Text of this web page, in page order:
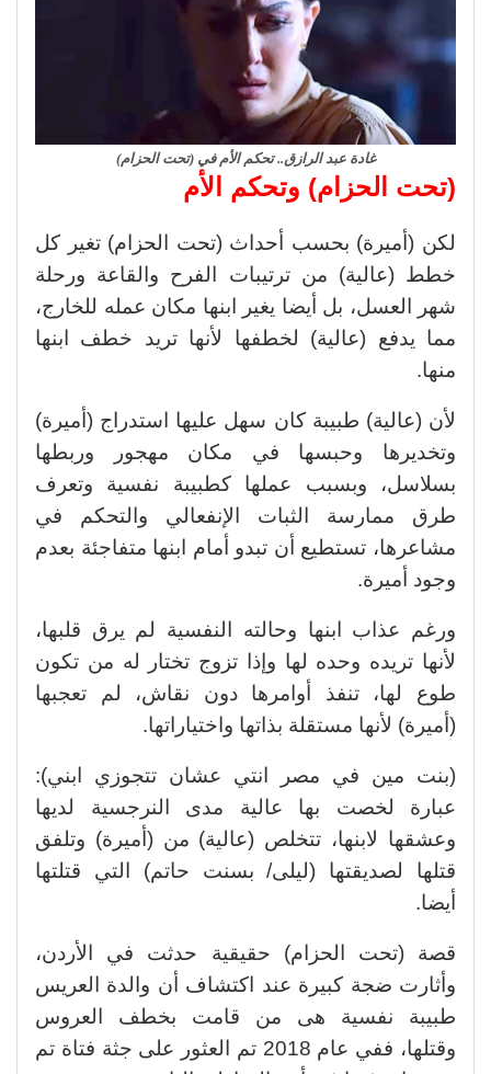
غادة عبد الرازق.. تحكم الأم في (تحت الحزام)
(تحت الحزام) وتحكم الأم
لكن (أميرة) بحسب أحداث (تحت الحزام) تغير كل
خطط (عالية) من ترتيبات الفرح والقاعة ورحلة
شهر العسل، بل أيضا يغير ابنها مكان عمله للخارج،
مما يدفع (عالية) لخطفها لأنها تريد خطف ابنها
منها.
لأن (عالية) طبيبة كان سهل عليها استدراج (أميرة)
وتخديرها وحبسها في مكان مهجور وربطها
بسلاسل، وبسبب عملها كطبيبة نفسية وتعرف
طرق ممارسة الثبات الإنفعالي والتحكم في
مشاعرها، تستطيع أن تبدو أمام ابنها متفاجئة بعدم
وجود أميرة.
ورغم عذاب ابنها وحالته النفسية لم يرق قلبها،
لأنها تريده وحده لها وإذا تزوج تختار له من تكون
طوع لها، تنفذ أوامرها دون نقاش، لم تعجبها
(أميرة) لأنها مستقلة بذاتها واختياراتها.
(بنت مين في مصر انتي عشان تتجوزي ابني):
عبارة لخصت بها عالية مدى النرجسية لديها
وعشقها لابنها، تتخلص (عالية) من (أميرة) وتلفق
قتلها لصديقتها (ليلى/ بسنت حاتم) التي قتلتها
أيضا.
قصة (تحت الحزام) حقيقية حدثت في الأردن،
وأثارت ضجة كبيرة عند اكتشاف أن والدة العريس
طبيبة نفسية هى من قامت بخطف العروس
وقتلها، ففي عام 2018 تم العثور على جثة فتاة تم